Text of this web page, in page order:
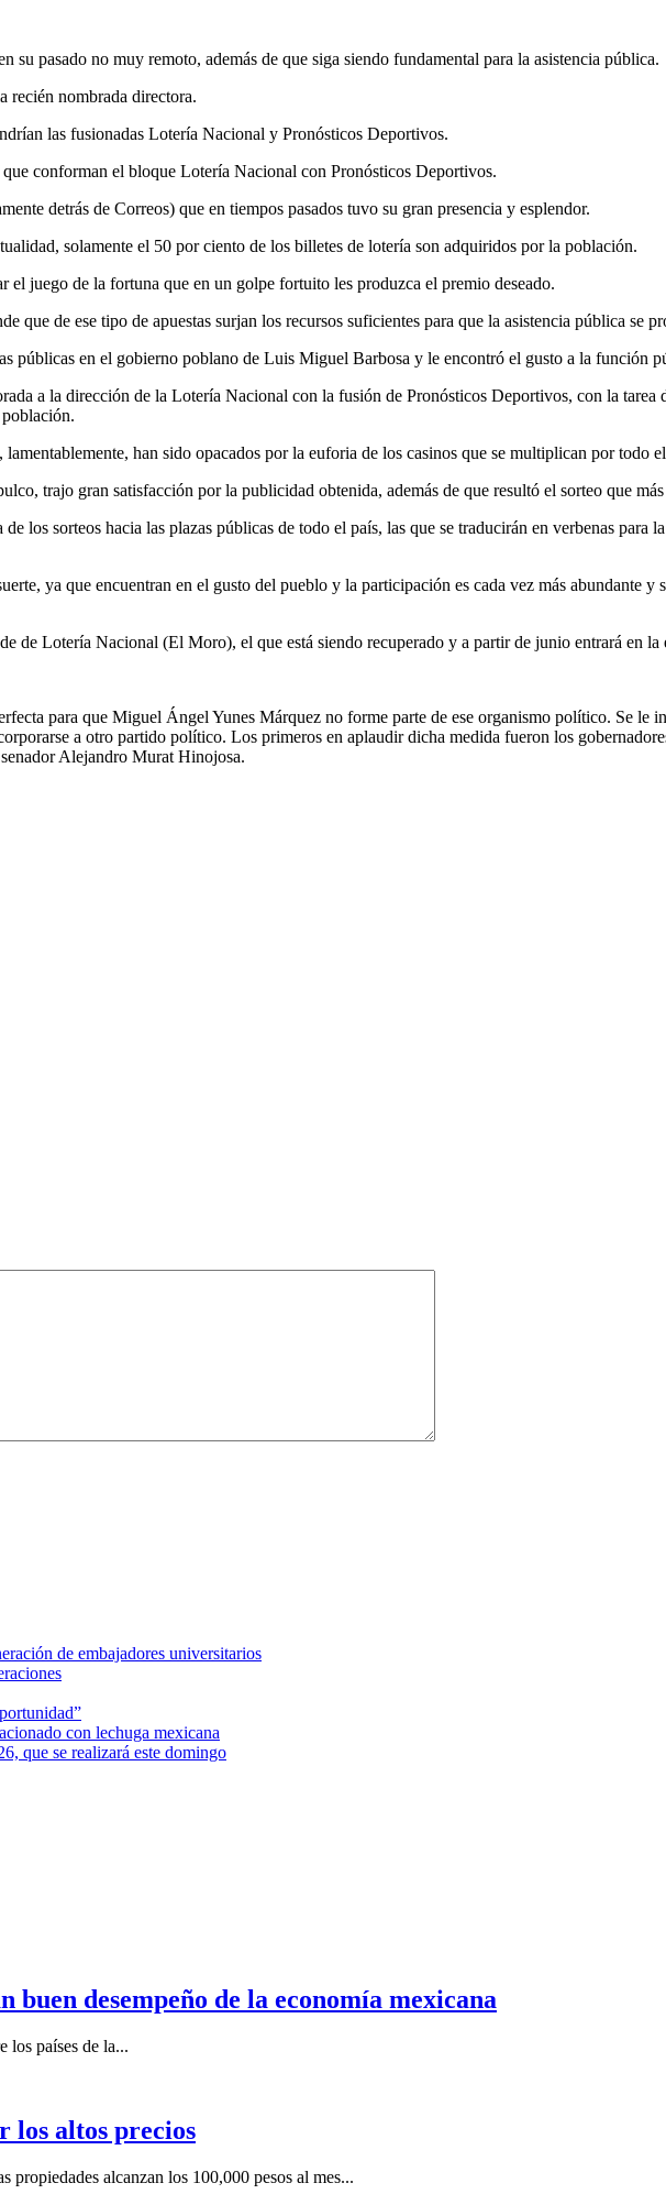
su pasado no muy remoto, además de que siga siendo fundamental para la asistencia pública.
recién nombrada directora.
las fusionadas Lotería Nacional y Pronósticos Deportivos.
conforman el bloque Lotería Nacional con Pronósticos Deportivos.
detrás de Correos) que en tiempos pasados tuvo su gran presencia y esplendor.
solamente el 50 por ciento de los billetes de lotería son adquiridos por la población.
juego de la fortuna que en un golpe fortuito les produzca el premio deseado.
que de ese tipo de apuestas surjan los recursos suficientes para que la asistencia pública se
públicas en el gobierno poblano de Luis Miguel Barbosa y le encontró el gusto a la función
a la dirección de la Lotería Nacional con la fusión de Pronósticos Deportivos, con la tarea
población.
han sido opacados por la euforia de los casinos que se multiplican por todo
trajo gran satisfacción por la publicidad obtenida, además de que resultó el sorteo que
los sorteos hacia las plazas públicas de todo el país, las que se traducirán en verbenas
ya que encuentran en el gusto del pueblo y la participación es cada vez más abundante y
de Lotería Nacional (El Moro), el que está siendo recuperado y a partir de junio entrará en la
para que Miguel Ángel Yunes Márquez no forme parte de ese organismo político. Se le
a otro partido político. Los primeros en aplaudir dicha medida fueron los
Alejandro Murat Hinojosa.
de embajadores universitarios
con lechuga mexicana
que se realizará este domingo
buen desempeño de la economía mexicana
los países de la...
los altos precios
alcanzan los 100,000 pesos al mes...